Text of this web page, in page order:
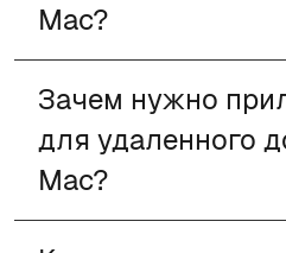
Mac?
Зачем нужно
для удаленного
Mac?